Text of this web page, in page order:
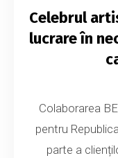
Celebrul
lucrare în
Colaborarea
pentru
parte a